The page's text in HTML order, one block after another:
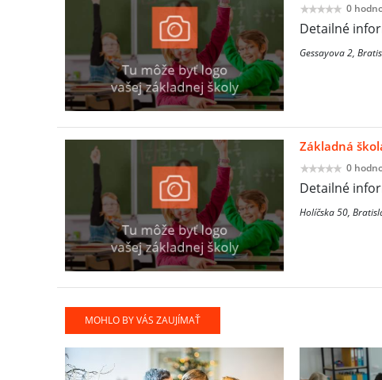
0
Detailné
Gessayova 2,
Základná
0
Detailné
Holíčska 50,
MOHLO BY VÁS ZAUJÍMAŤ